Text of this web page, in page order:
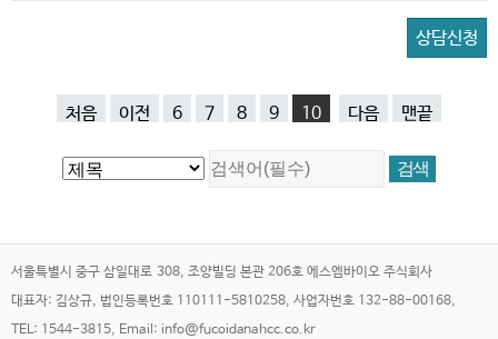
상담신청
처음 이전 6 7 8 9 10 다음 맨끝
서울특별시 중구 삼일대로 308, 조양빌딩 본관 206호 에스엠바이오 주식회사
대표자: 김상규, 법인등록번호 110111-5810258, 사업자번호 132-88-00168,
TEL: 1544-3815, Email: info@fucoidanahcc.co.kr